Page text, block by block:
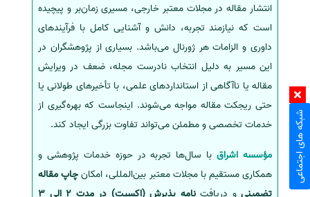
انتشار مقاله در مجلات معتبر خارجی، مسیری زمان‌بر و پیچیده
است که نیازمند تجربه، دانش و آشنایی کامل با فرآیندهای
داوری و الزامات هر ژورنال می‌باشد. بسیاری از پژوهشگران در
این مسیر به دلیل انتخاب نادرست مجله، ضعف در ویرایش
مقاله یا ناآگاهی از استانداردهای علمی، با تأخیرهای طولانی یا
حتی ریجکت مقاله مواجه می‌شوند. اینجاست که بهره‌گیری از
خدمات تخصصی و مطمئن می‌تواند تفاوت بزرگی ایجاد کند.
مؤسسه اشراقبا سال‌ها تجربه در حوزه خدمات پژوهشی و
همکاری مستقیم با مجلات معتبر بین‌المللی، امکانچاپ مقاله
شبکه های اجتماعی